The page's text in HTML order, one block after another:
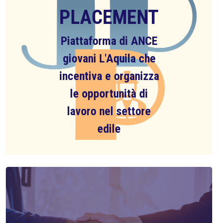
PLACEMENT
Piattaforma di ANCE
giovani L'Aquila che
incentiva e organizza
le opportunità di
lavoro nel settore
edile